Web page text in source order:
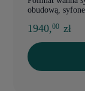
obudową,
1940,00 zł